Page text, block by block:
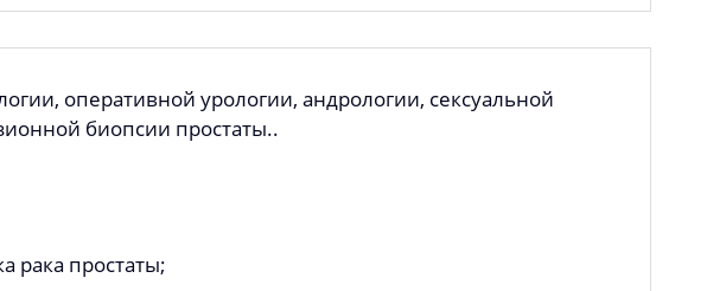
оперативной урологии, андрологии, сексуальной
биопсии простаты..
рака простаты;